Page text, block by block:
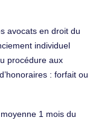
avocats en droit du
individuel
procédure aux
: forfait ou
1 mois du